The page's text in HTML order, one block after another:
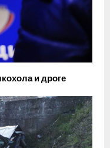
и дроге